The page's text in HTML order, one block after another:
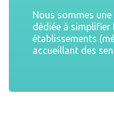
Nous sommes
dédiée à simplifier
établissements
accueillant des